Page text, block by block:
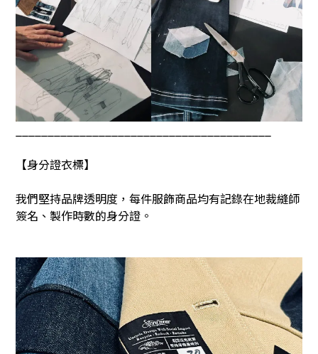
【身分證衣標】
我們堅持品牌透明度，每件服飾商品均有記錄在地裁縫師
簽名、製作時數的身分證。